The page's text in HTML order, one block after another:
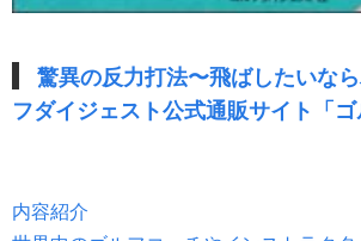
驚異の反力打法〜飛ばしたいな
フダイジェスト公式通販サイト「ゴ
内容紹介